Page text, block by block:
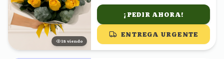
19 viendo
¡PEDIR AHORA!
ENTREGA URGENTE